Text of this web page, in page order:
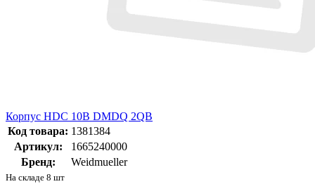
Корпус HDC 10B DMDQ 2QB
Код товара: 1381384
Артикул:
1665240000
Бренд:
Weidmueller
На складе 8 шт